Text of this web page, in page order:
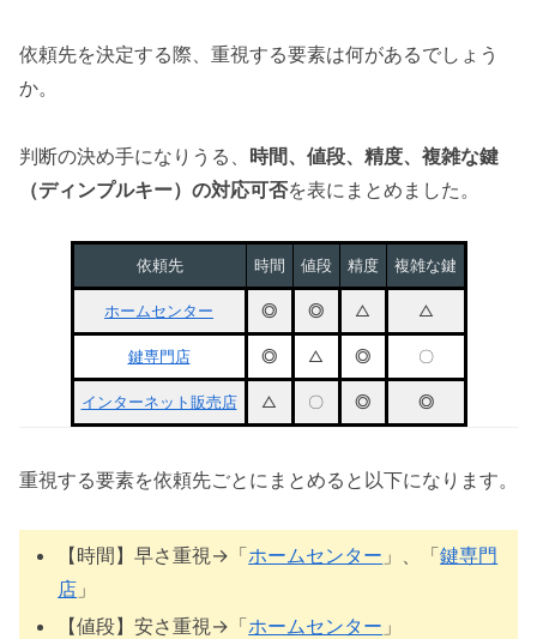
依頼先を決定する際、重視する要素は何があるでしょう
か。
判断の決め手になりうる、 時間、値段、精度、複雑な鍵
（ディンプルキー）の対応可否を表にまとめました。
依頼先 時間 値段 精度 複雑な鍵
ホームセンター ◎ ◎ △ △
鍵専門店 ◎ △ ◎ 〇
インターネット販売店 △ 〇 ◎ ◎
重視する要素を依頼先ごとにまとめると以下になります。
【時間】早さ重視→「ホームセンター 」、「鍵専門
店 」
【値段】安さ重視→「ホームセンター 」